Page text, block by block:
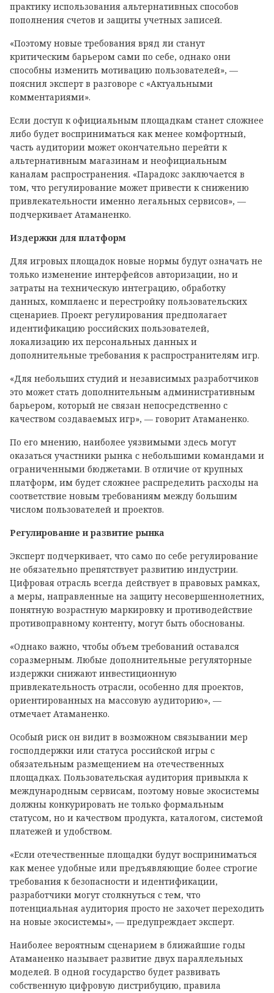
практику использования альтернативных способов
пополнения счетов и защиты учетных записей.
«Поэтому новые требования вряд ли станут
критическим барьером сами по себе, однако они
способны изменить мотивацию пользователей», —
пояснил эксперт в разговоре с «Актуальными
комментариями».
Если доступ к официальным площадкам станет сложнее
либо будет восприниматься как менее комфортный,
часть аудитории может окончательно перейти к
альтернативным магазинам и неофициальным
каналам распространения. «Парадокс заключается в
том, что регулирование может привести к снижению
привлекательности именно легальных сервисов», —
подчеркивает Атаманенко.
Издержки для платформ
Для игровых площадок новые нормы будут означать не
только изменение интерфейсов авторизации, но и
затраты на техническую интеграцию, обработку
данных, комплаенс и перестройку пользовательских
сценариев. Проект регулирования предполагает
идентификацию российских пользователей,
локализацию их персональных данных и
дополнительные требования к распространителям игр.
«Для небольших студий и независимых разработчиков
это может стать дополнительным административным
барьером, который не связан непосредственно с
качеством создаваемых игр», — говорит Атаманенко.
По его мнению, наиболее уязвимыми здесь могут
оказаться участники рынка с небольшими командами и
ограниченными бюджетами. В отличие от крупных
платформ, им будет сложнее распределить расходы на
соответствие новым требованиям между большим
числом пользователей и проектов.
Регулирование и развитие рынка
Эксперт подчеркивает, что само по себе регулирование
не обязательно препятствует развитию индустрии.
Цифровая отрасль всегда действует в правовых рамках,
а меры, направленные на защиту несовершеннолетних,
понятную возрастную маркировку и противодействие
противоправному контенту, могут быть обоснованы.
«Однако важно, чтобы объем требований оставался
соразмерным. Любые дополнительные регуляторные
издержки снижают инвестиционную
привлекательность отрасли, особенно для проектов,
ориентированных на массовую аудиторию», —
отмечает Атаманенко.
Особый риск он видит в возможном связывании мер
господдержки или статуса российской игры с
обязательным размещением на отечественных
площадках. Пользовательская аудитория привыкла к
международным сервисам, поэтому новые экосистемы
должны конкурировать не только формальным
статусом, но и качеством продукта, каталогом, системой
платежей и удобством.
«Если отечественные площадки будут восприниматься
как менее удобные или предъявляющие более строгие
требования к безопасности и идентификации,
разработчики могут столкнуться с тем, что
потенциальная аудитория просто не захочет переходить
на новые экосистемы», — предупреждает эксперт.
Наиболее вероятным сценарием в ближайшие годы
Атаманенко называет развитие двух параллельных
моделей. В одной государство будет развивать
собственную цифровую дистрибуцию, правила